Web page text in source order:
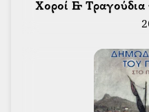
Χοροί &